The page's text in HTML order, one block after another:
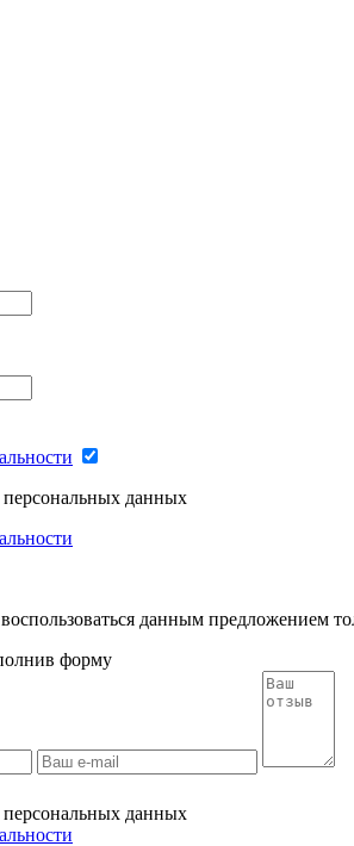
персональных данных
данным предложением
форму
персональных данных